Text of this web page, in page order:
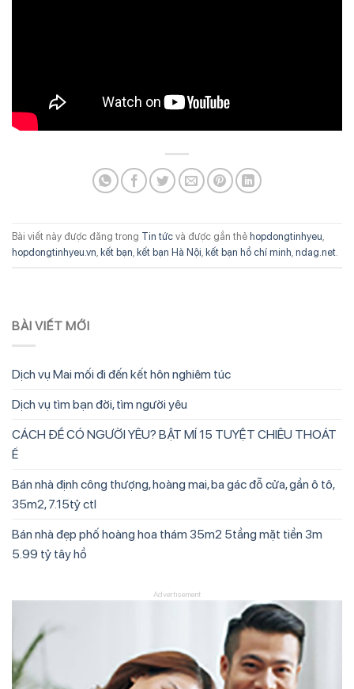
Bài viết này được đăng trong Tin tức và được gắn thẻ hopdongtinhyeu,
hopdongtinhyeu.vn, kết bạn, kết bạn Hà Nội, kết bạn hồ chí minh, ndag.net.
BÀI VIẾT MỚI
Dịch vụ Mai mối đi đến kết hôn nghiêm túc
Dịch vụ tìm bạn đời, tìm người yêu
CÁCH ĐỂ CÓ NGƯỜI YÊU? BẬT MÍ 15 TUYỆT CHIÊU THOÁT
Ế
Bán nhà định công thượng, hoàng mai, ba gác đỗ cửa, gần ô tô,
35m2, 7.15tỷ ctl
Bán nhà đẹp phố hoàng hoa thám 35m2 5tầng mặt tiền 3m
5.99 tỷ tây hồ
Advertisement